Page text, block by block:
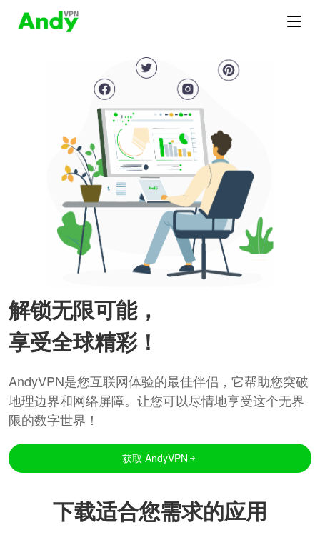
解锁无限可能，
享受全球精彩！
AndyVPN是您互联网体验的最佳伴侣，它帮助您突破
地理边界和网络屏障。让您可以尽情地享受这个无界
限的数字世界！
获取 AndyVPN
下载适合您需求的应用